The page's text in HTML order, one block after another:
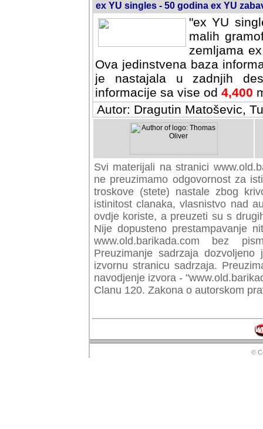
ex YU singles - 50 godina ex YU
"ex YU
malih
zemljama
Ova jedinstvena baza
je nastajala u zadnjih
informacije sa vise od 4,400
Autor: Dragutin Matoševic,
Svi materijali na stranici
preuzimamo odgovornost za
troskove (stete) nastale zbog
istinitost clanaka, vlasnistvo nad
ovdje koriste, a preuzeti su s
Nije dopusteno prestampavanje
www.old.barikada.com bez
Preuzimanje sadrzaja
izvornu stranicu sadrzaja.
navodjenje izvora -
Clanu 120. Zakona o autorskom
©